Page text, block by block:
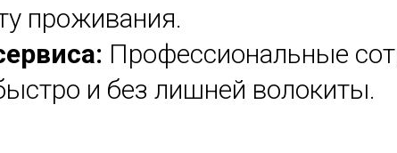
проживания.
Профессиональные
и без лишней волокиты.